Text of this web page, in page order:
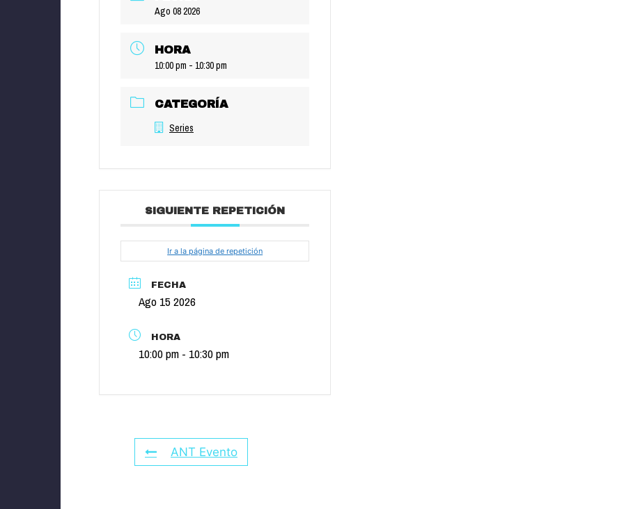
Ago 08 2026
HORA
10:00 pm - 10:30 pm
CATEGORÍA
Series
SIGUIENTE REPETICIÓN
Ir a la página de repetición
FECHA
Ago 15 2026
HORA
10:00 pm - 10:30 pm
ANT Evento